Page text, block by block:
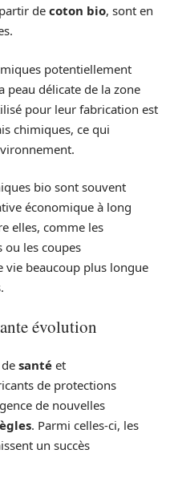
de coton bio, sont en
potentiellement
peau délicate de la zone
pour leur fabrication est
chimiques, ce qui
bio sont souvent
économique à long
elles, comme les
ou les coupes
vie beaucoup plus longue
évolution
santé et
de protections
de nouvelles
. Parmi celles-ci, les
un succès